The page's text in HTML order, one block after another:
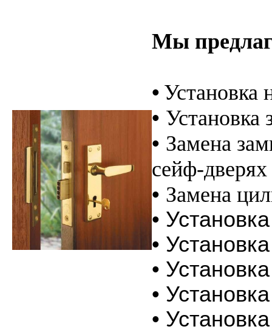
Мы
• Установка
• Установка
• Замена
сейф-дверях
• Замена
•
•
•
•
•